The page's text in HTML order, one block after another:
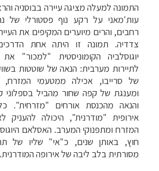
התמונה למעלה מציגה עיירה בבוסניה
עות'מאני על רקע נוף פסטורלי של
רחבים, והרים מיוערים המקיפים את
צדדיה. תמונה זו היתה אחת
יוגוסלביה הקומוניסטית "למכור"
לתיירות מערבית: הנאה של שוטטות
של סרייבו, אכילה ממטעמי המזרח,
ומענגת של קפה שחור מהביל בספלוני
והנאה מהכנסת אורחים "מזרחית".
אירופית "מודרנית", היכולה להעניק
המזרח ומתפנוקי המערב. האסלאם
חוץ, באותן שנים, כ"אי" שליו של
מסורתית בלב ליבה של אירופה המודרנית.